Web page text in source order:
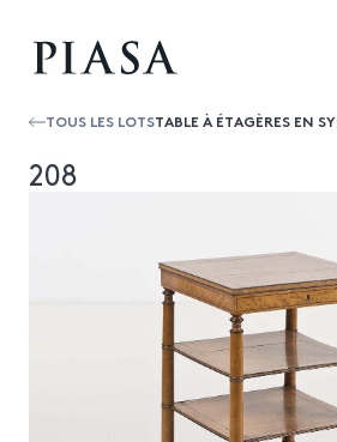
TOUS LES LOTS
208